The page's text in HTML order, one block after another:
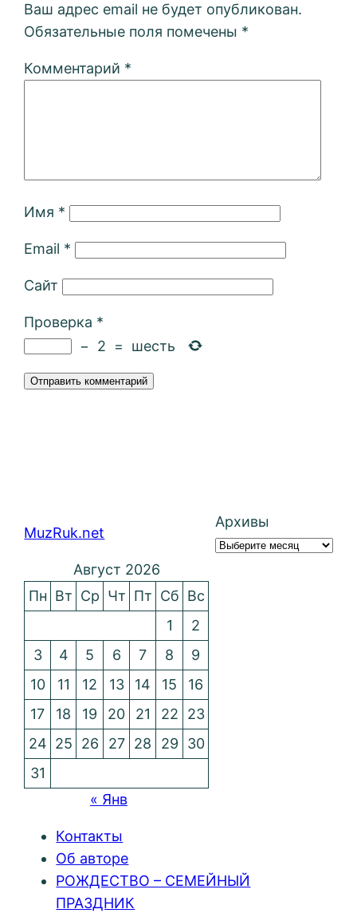
Ваш адрес email не будет опубликован.
Обязательные поля помечены *
Комментарий *
Имя *
Email *
Сайт
Проверка *
−
2 = шесть
MuzRuk.net
Архивы
Август 2026
Пн Вт Ср Чт Пт Сб Вс
1
2
3
4 5 6 7 8
9
10
11 12 13 14 15
16
17
18 19 20 21 22
23
24 25 26 27 28 29
30
31
« Янв
Контакты
Об авторе
РОЖДЕСТВО – СЕМЕЙНЫЙ
ПРАЗДНИК